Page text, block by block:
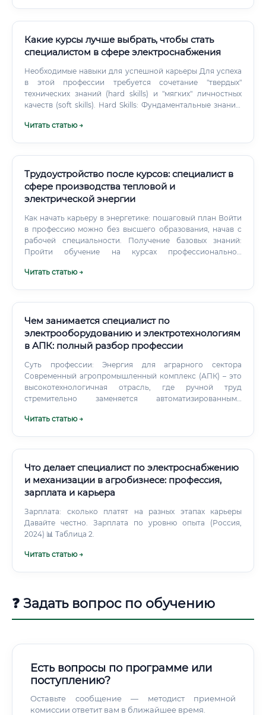
Какие курсы лучше выбрать, чтобы стать
специалистом в сфере электроснабжения
Необходимые навыки для успешной карьеры Для успеха
в этой профессии требуется сочетание "твердых"
технических знаний (hard skills) и "мягких" личностных
качеств (soft skills). Hard Skills: Фундаментальные знания:
электрофизика, теория электрических цепей.
Читать статью →
Трудоустройство после курсов: специалист в
сфере производства тепловой и
электрической энергии
Как начать карьеру в энергетике: пошаговый план Войти
в профессию можно без высшего образования, начав с
рабочей специальности. Получение базовых знаний:
Пройти обучение на курсах профессиональной
связанной с эксплуатацией теплоэнергетического
Читать статью →
Чем занимается специалист по
электрооборудованию и электротехнологиям
в АПК: полный разбор профессии
Суть профессии: Энергия для аграрного сектора
Современный агропромышленный комплекс (АПК) – это
высокотехнологичная отрасль, где ручной труд
стремительно заменяется автоматизированными
доильных аппаратов на животноводческих фермах до
электроснабжения. Специалист по
электрооборудованию и электротехнологиям в АПК – это
ключевой инженерно-технический работник, который
обеспечивает проектирование, монтаж, эксплуатацию,
обслуживание и модернизацию всех электрических
систем и технологического оборудования на
сельскохозяйственном предприятии.
Читать статью →
Что делает специалист по электроснабжению
и механизации в агробизнесе: профессия,
зарплата и карьера
Зарплата: сколько платят на разных этапах карьеры
Давайте честно. Зарплата по уровню опыта (Россия,
2024) 📊 Таблица 2.
Читать статью →
❓ Задать вопрос по обучению
Есть вопросы по программе или
поступлению?
Оставьте сообщение — методист приемной
комиссии ответит вам в ближайшее время.